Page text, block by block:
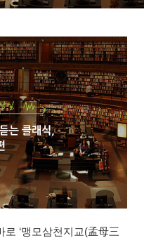
로 ‘맹모삼천지교(孟母三